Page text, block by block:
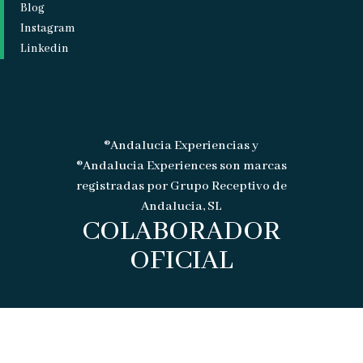
Blog
Instagram
Linkedin
®Andalucia Experiencias y
®Andalucia Experiences son marcas
registradas por Grupo Receptivo de
Andalucia, SL
COLABORADOR
OFICIAL